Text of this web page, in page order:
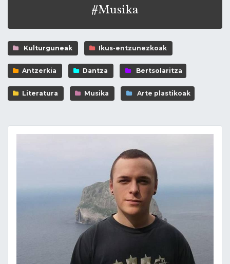
#Musika
Kulturguneak Ikus-entzunezkoak
Antzerkia Dantza Bertsolaritza
Literatura Musika Arte plastikoak